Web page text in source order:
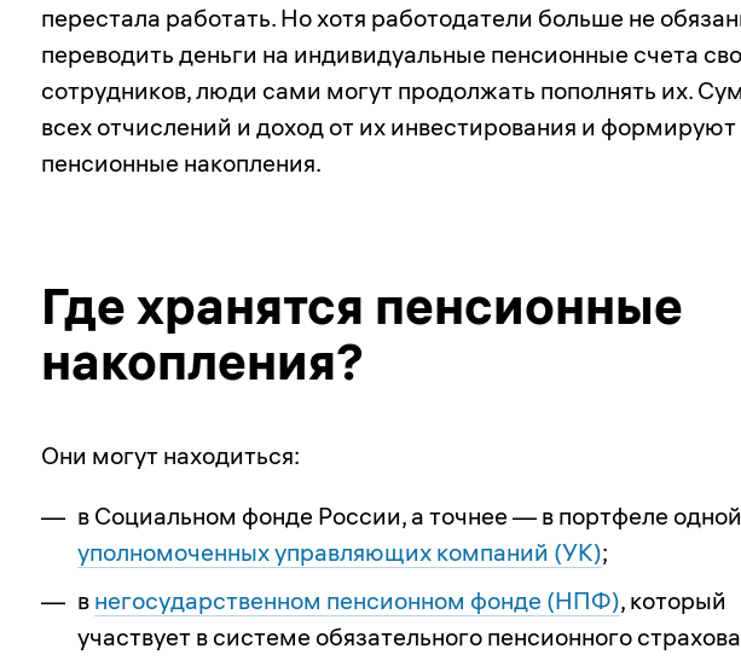
перестала работать. Но хотя работодатели больше не
переводить деньги на индивидуальные пенсионные счета
сотрудников, люди сами могут продолжать пополнять их.
всех отчислений и доход от их инвестирования и формируют
пенсионные накопления.
Где хранятся пенсионные
накопления?
Они могут находиться:
в Социальном фонде России, а точнее — в портфеле
уполномоченных управляющих компаний (УК);
в негосударственном пенсионном фонде (НПФ), который
участвует в системе обязательного пенсионного